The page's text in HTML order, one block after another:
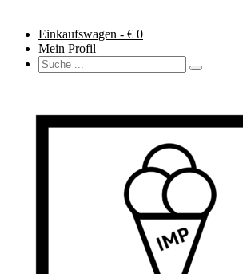
Einkaufswagen - € 0
Mein Profil